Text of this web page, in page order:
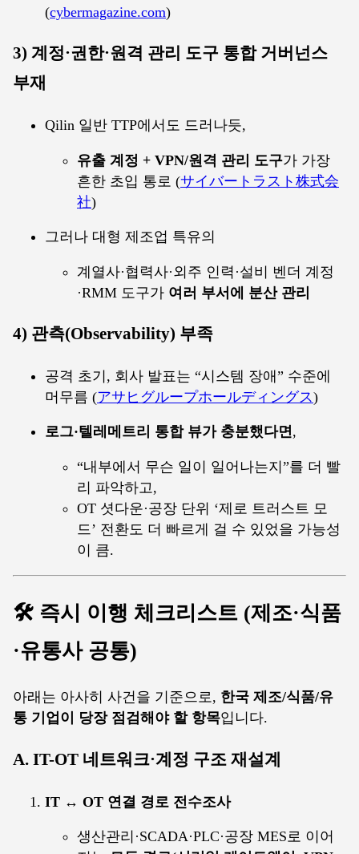
(cybermagazine.com)
3) 계정·권한·원격 관리 도구 통합 거버넌스
부재
Qilin 일반 TTP에서도 드러나듯,
유출 계정 + VPN/원격 관리 도구가 가장
흔한 초입 통로 (サイバートラスト株式会
社)
그러나 대형 제조업 특유의
계열사·협력사·외주 인력·설비 벤더 계정
·RMM 도구가 여러 부서에 분산 관리
4) 관측(Observability) 부족
공격 초기, 회사 발표는 “시스템 장애” 수준에
머무름 (アサヒグループホールディングス)
로그·텔레메트리 통합 뷰가 충분했다면,
“내부에서 무슨 일이 일어나는지”를 더 빨
리 파악하고,
OT 셧다운·공장 단위 ‘제로 트러스트 모
드’ 전환도 더 빠르게 걸 수 있었을 가능성
이 큼.
🛠 즉시 이행 체크리스트 (제조·식품
·유통사 공통)
아래는 아사히 사건을 기준으로, 한국 제조/식품/유
통 기업이 당장 점검해야 할 항목입니다.
A. IT-OT 네트워크·계정 구조 재설계
IT ↔ OT 연결 경로 전수조사
생산관리·SCADA·PLC·공장 MES로 이어